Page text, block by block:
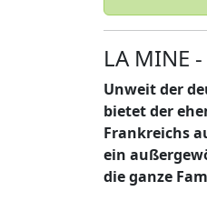
LA MINE
Unweit der
bietet der
Frankreichs
ein
die ganze